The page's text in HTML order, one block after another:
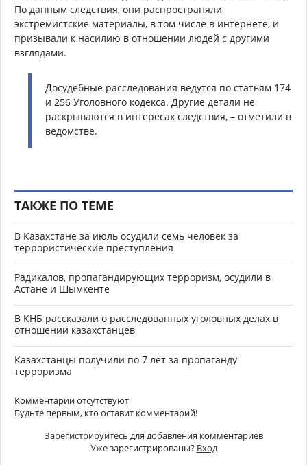
По данным следствия, они распространяли
экстремистские материалы, в том числе в интернете, и
призывали к насилию в отношении людей с другими
взглядами.
Досудебные расследования ведутся по статьям 174
и 256 Уголовного кодекса. Другие детали не
раскрываются в интересах следствия, – отметили в
ведомстве.
ТАКЖЕ ПО ТЕМЕ
В Казахстане за июль осудили семь человек за
террористические преступления
Радикалов, пропагандирующих терроризм, осудили в
Астане и Шымкенте
В КНБ рассказали о расследованных уголовных делах в
отношении казахстанцев
Казахстанцы получили по 7 лет за пропаганду
терроризма
Комментарии отсутствуют
Будьте первым, кто оставит комментарий!
Зарегистрируйтесь для добавления комментариев
Уже зарегистрированы? Вход